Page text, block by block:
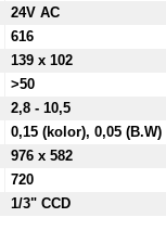
24V AC
616
139 x 102
>50
2,8 - 10,5
0,15 (kolor), 0,05 (B.W)
976 x 582
720
1/3" CCD